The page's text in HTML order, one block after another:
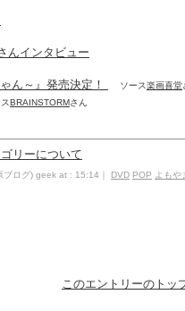
んインタビュー
ん～』発売決定！
ソース楽画喜堂
BRAINSTORMさん
リーについて
ログ) geek at : 15:14｜ DVD POP よもや
このエントリーのトッ